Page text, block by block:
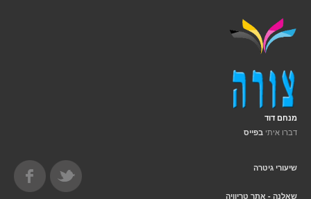
מנחם דוד
דברו איתי בפייס
שיעורי גיטרה
שאלנה - אתר טריוויה